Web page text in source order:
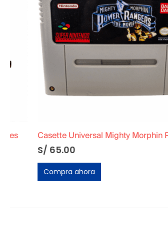
Casette Universal Mighty Morphin Power Rangers The Movie
65.00
Compra ahora